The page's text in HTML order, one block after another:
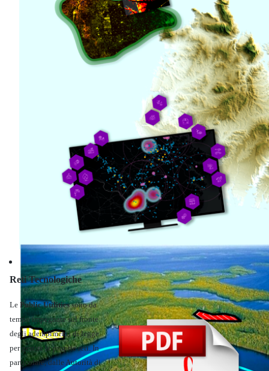
Informatica
Reti Tecnologiche
Le Public Utilitiessono da
tempo impegnate sul fronte
degli adempimenti di legge
per gestire le proprie reti. In
particolare, dalle Autorità di